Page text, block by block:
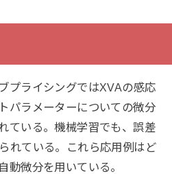
プライシングではXVAの感応
パラメーターについての微分
ている。機械学習でも、誤差
れている。これら応用例はど
動微分を用いている。